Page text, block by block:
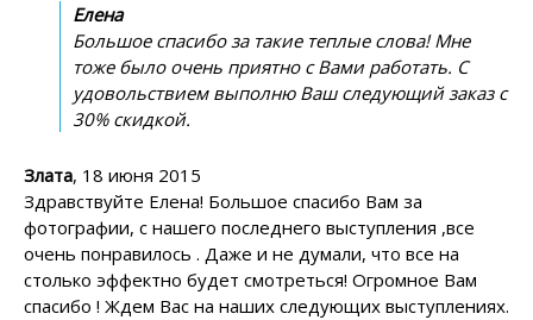
Елена
Большое спасибо за такие теплые слова! Мне
тоже было очень приятно с Вами работать. С
удовольствием выполню Ваш следующий заказ с
30% скидкой.
Злата, 18 июня 2015
Здравствуйте Елена! Большое спасибо Вам за
фотографии, с нашего последнего выступления ,все
очень понравилось . Даже и не думали, что все на
столько эффектно будет смотреться! Огромное Вам
спасибо ! Ждем Вас на наших следующих выступлениях.